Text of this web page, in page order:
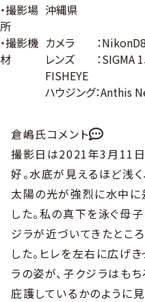
・撮影場
所
沖縄県
・撮影機
材
カメラ ：
レンズ ：SIGMA
FISHEYE
ハウジング：Anthis
倉嶋氏コメント
撮影日は2021年3月11
好。水底が見えるほど浅
太陽の光が強烈に水中に
した。私の真下を泳ぐ母
ジラが近づいてきたとこ
した。ヒレを左右に広げ
ラの姿が、子クジラはも
庇護しているかのように